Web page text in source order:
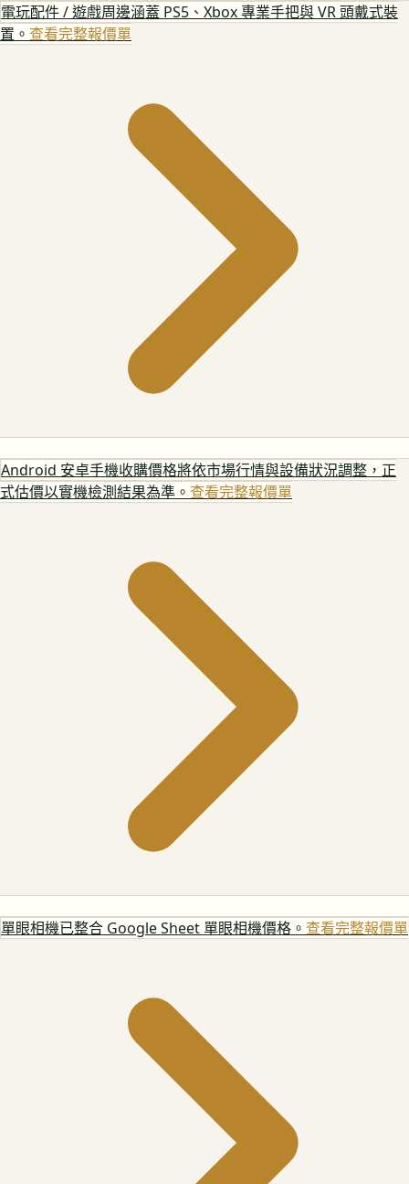
電玩配件 / 遊戲周邊涵蓋 PS5、Xbox 專業手把與 VR 頭戴式裝
置。 查看完整報價單
Android 安卓手機收購價格將依市場行情與設備狀況調整，正
式估價以實機檢測結果為準。 查看完整報價單
單眼相機已整合 Google Sheet 單眼相機價格。 查看完整報價單